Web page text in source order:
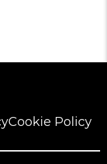
Cookie Policy